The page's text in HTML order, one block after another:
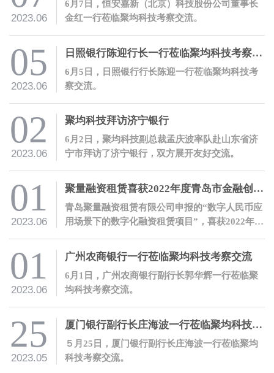
2023.06
6月7日，恒安嘉新（北京）科技股份公司董事长
金红一行莅临聚均科技考察交流。
05
2023.06
日照银行陈迎行长一行莅临聚均科技考察交流
6月5日，日照银行行长陈迎一行莅临聚均科技考
察交流。
02
2023.06
聚均科技拜访济宁银行
6月2日，聚均科技副总裁孟庆波率队赴山东省济
宁市拜访了济宁银行，双方展开友好交流。
01
2023.06
聚量融资租赁喜获2022年度青岛市金融创新奖
青岛聚量融资租赁有限公司申报的“数字人民币应
用场景下的数字化融资租赁项目”，喜获2022年度
01
2023.06
广州农商银行一行莅临聚均科技考察交流
6月1日，广州农商银行副行长郭华辉一行莅临聚
均科技考察交流。
25
2023.05
厦门银行副行长庄海波一行莅临聚均科技考察交流
５月25日，厦门银行副行长庄海波一行莅临聚均
科技考察交流。